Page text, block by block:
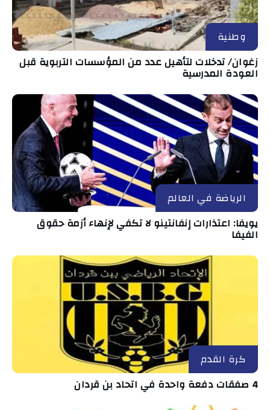
وطنية
زغوان/ تدخلات لتأهيل عدد من المؤسسات التربوية قبل
العودة المدرسية
الرياضة في العالم
يويفا: اعتذارات إنفانتينو لا تكفي لإنهاء أزمة حقوق
الفيفا
كرة القدم
4 صفقات دفعة واحدة في اتحاد بن قردان